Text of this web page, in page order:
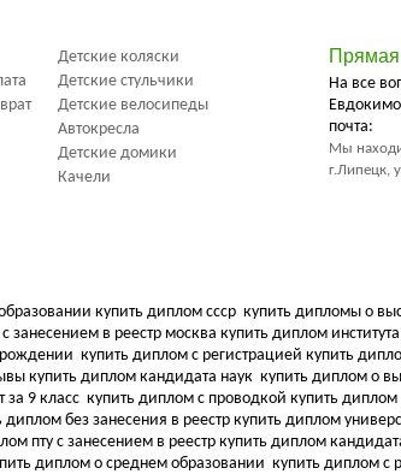
Детские коляски
Детские стульчики
Детские велосипеды
Автокресла
Детские домики
Качели
На все
почта:
Мы
г.Липецк,
купить диплом ссср купить дипломы о
занесением в реестр москва купить диплом института
рождении купить диплом с регистрацией купить
купить диплом кандидата наук купить диплом о
за 9 класс купить диплом с проводкой купить диплом
диплом без занесения в реестр купить диплом
пту с занесением в реестр купить диплом
диплом о среднем образовании купить диплом с